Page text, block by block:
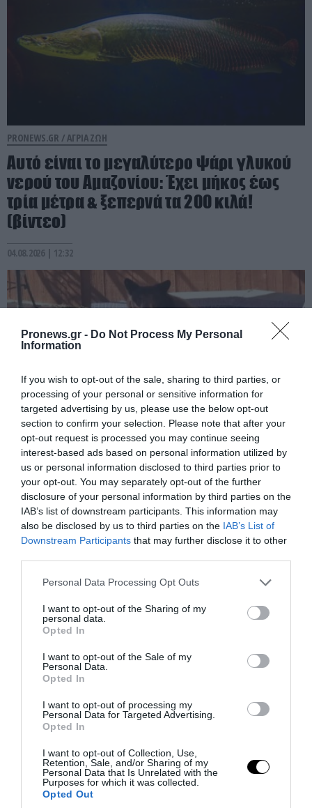
Pronews.gr - Do Not Process My Personal
Information
If you wish to opt-out of the sale, sharing to third parties, or
processing of your personal or sensitive information for
targeted advertising by us, please use the below opt-out
section to confirm your selection. Please note that after your
opt-out request is processed you may continue seeing
interest-based ads based on personal information utilized by
us or personal information disclosed to third parties prior to
your opt-out. You may separately opt-out of the further
disclosure of your personal information by third parties on the
IAB’s list of downstream participants. This information may
also be disclosed by us to third parties on the IAB’s List of
Downstream Participants that may further disclose it to other
Please note that this website/app uses one or more Google
not limited to your visit or usage behaviour. You may click to
grant or deny consent to Google and its third-party tags to
use your data for below specified purposes in below Google
consent section.
Personal Data Processing Opt Outs
I want to opt-out of the Sharing of my
personal data.
Opted In
I want to opt-out of the Sale of my
Personal Data.
Opted In
I want to opt-out of processing my
Personal Data for Targeted Advertising.
Opted In
I want to opt-out of Collection, Use,
Retention, Sale, and/or Sharing of my
Personal Data that Is Unrelated with the
Purposes for which it was collected.
Opted Out
PRONEWS.GR / ΑΓΡΙΑ ΖΩΗ
Αυτό είναι το μεγαλύτερο ψάρι γλυκού
νερού του Αμαζονίου: Έχει μήκος έως
τρία μέτρα & ξεπερνά τα 200 κιλά!
(βίντεο)
04.08.2026 | 12:32
PRONEWS.GR /ΑΓΡΙΑ ΖΩΗ
Βίντεο: Αρκούδα έκανε… βουτιά σε
πισίνα πολυτελούς βίλας στις ΗΠΑ για να
γλιτώσει από τον καύσωνα
04.08.2026 | 11:15
Ινδικός Ωκεανός: Συγκλονίζει βίντεο με
το πένθος θηλυκού δελφινιού: Κουβαλά